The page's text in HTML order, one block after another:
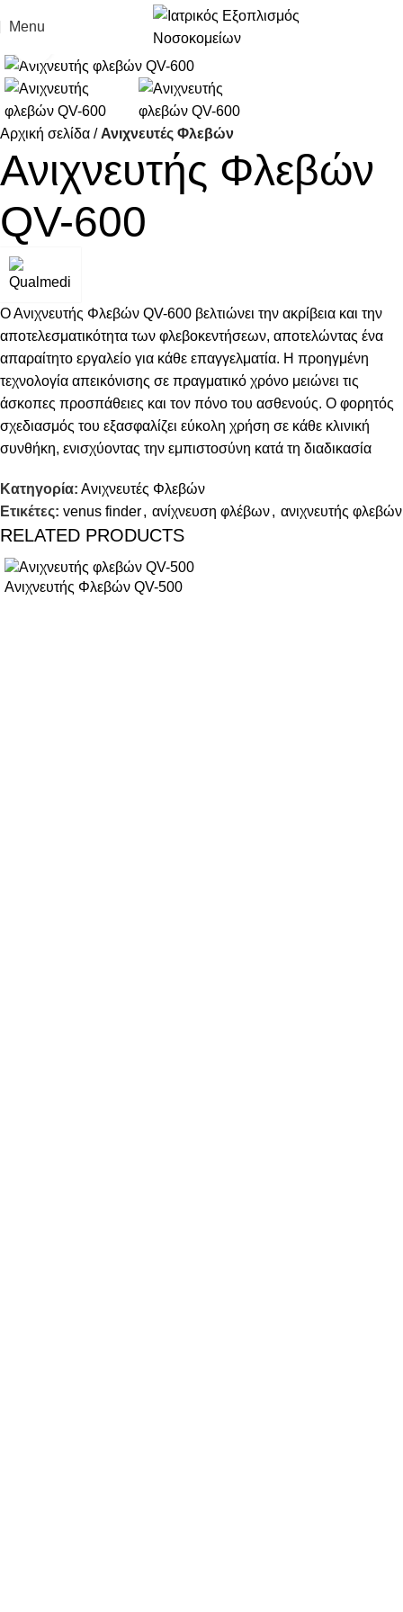
Menu
Αρχική σελίδα Ανιχνευτές Φλεβών
Ανιχνευτής Φλεβών
QV-600
Ο Ανιχνευτής Φλεβών QV-600 βελτιώνει την ακρίβεια και την
αποτελεσματικότητα των φλεβοκεντήσεων, αποτελώντας ένα
απαραίτητο εργαλείο για κάθε επαγγελματία. Η προηγμένη
τεχνολογία απεικόνισης σε πραγματικό χρόνο μειώνει τις
άσκοπες προσπάθειες και τον πόνο του ασθενούς. Ο φορητός
σχεδιασμός του εξασφαλίζει εύκολη χρήση σε κάθε κλινική
συνθήκη, ενισχύοντας την εμπιστοσύνη κατά τη διαδικασία
Κατηγορία: Ανιχνευτές Φλεβών
Ετικέτες: venus finder, ανίχνευση φλέβων, ανιχνευτής φλεβών
RELATED PRODUCTS
Ανιχνευτής Φλεβών QV-500